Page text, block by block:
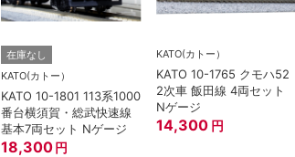
在庫なし
KATO(カトー）
KATO 10-1801 113系1000
番台横須賀・総武快速線
基本7両セット Nゲージ
18,300 円
KATO(カトー）
KATO 10-1765 クモハ52
2次車 飯田線 4両セット
Nゲージ
14,300 円